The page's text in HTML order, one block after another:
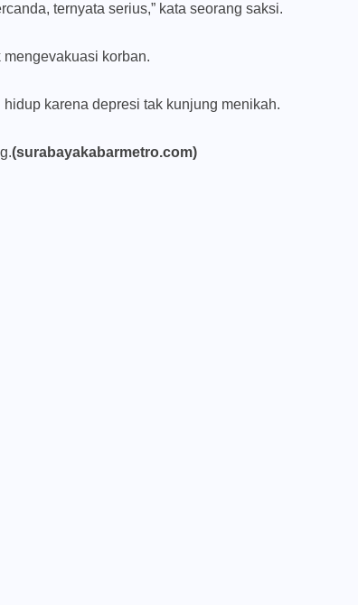
ternyata serius,” kata seorang saksi.
korban.
karena depresi tak kunjung menikah.
(surabayakabarmetro.com)